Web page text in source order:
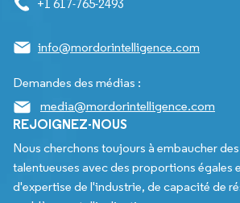
+1 617-765-2493
info@mordorintelligence.com
Demandes des médias :
media@mordorintelligence.com
REJOIGNEZ-NOUS
Nous cherchons toujours à embaucher
talentueuses avec des proportions égales
d'expertise de l'industrie, de capacité de